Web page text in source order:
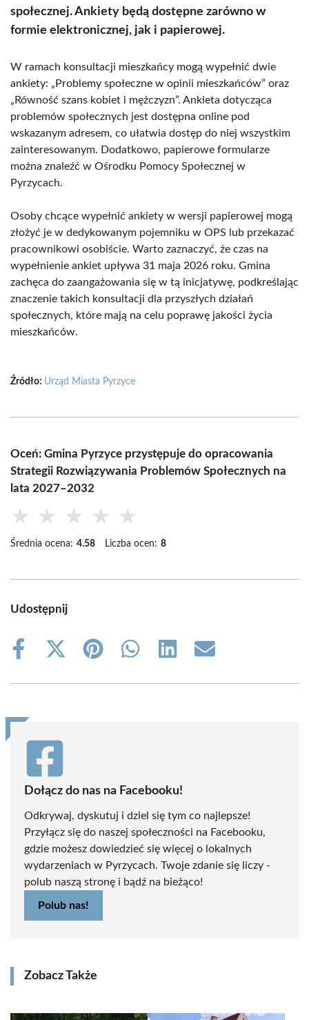
społecznej. Ankiety będą dostępne zarówno w
formie elektronicznej, jak i papierowej.
W ramach konsultacji mieszkańcy mogą wypełnić dwie
ankiety: „Problemy społeczne w opinii mieszkańców” oraz
„Równość szans kobiet i mężczyzn”. Ankieta dotycząca
problemów społecznych jest dostępna online pod
wskazanym adresem, co ułatwia dostęp do niej wszystkim
zainteresowanym. Dodatkowo, papierowe formularze
można znaleźć w Ośrodku Pomocy Społecznej w
Pyrzycach.
Osoby chcące wypełnić ankiety w wersji papierowej mogą
złożyć je w dedykowanym pojemniku w OPS lub przekazać
pracownikowi osobiście. Warto zaznaczyć, że czas na
wypełnienie ankiet upływa 31 maja 2026 roku. Gmina
zachęca do zaangażowania się w tą inicjatywę, podkreślając
znaczenie takich konsultacji dla przyszłych działań
społecznych, które mają na celu poprawę jakości życia
mieszkańców.
Źródło: Urząd Miasta Pyrzyce
Oceń: Gmina Pyrzyce przystępuje do opracowania
Strategii Rozwiązywania Problemów Społecznych na
lata 2027–2032
★ ★ ★ ★ ★
Średnia ocena: 4.58 Liczba ocen: 8
Udostępnij
Share
Share
(Twitter)
Share
Share
Share
Share
Dołącz do nas na Facebooku!
Odkrywaj, dyskutuj i dziel się tym co najlepsze!
Przyłącz się do naszej społeczności na Facebooku,
gdzie możesz dowiedzieć się więcej o lokalnych
wydarzeniach w Pyrzycach. Twoje zdanie się liczy -
polub naszą stronę i bądź na bieżąco!
Polub nas!
Zobacz Także